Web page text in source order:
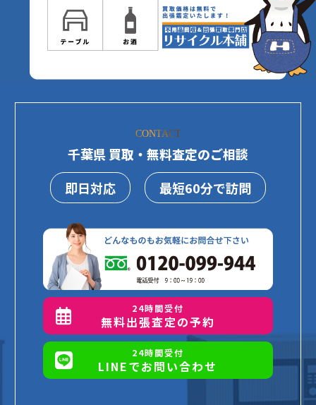
CONTACT
千葉県 買取・無料査定のご相談
即日対応
最短60分で訪問
24時間受付
無料出張査定の予約
24時間受付
LINEでお問い合わせ